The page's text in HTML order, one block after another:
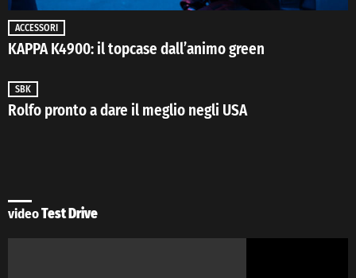
ACCESSORI
KAPPA K4900: il topcase dall’animo green
SBK
Rolfo pronto a dare il meglio negli USA
videoTest Drive